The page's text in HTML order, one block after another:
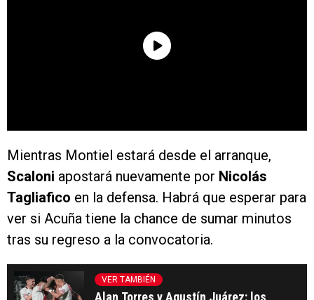
Mientras Montiel estará desde el arranque,
Scaloni apostará nuevamente por Nicolás
Tagliafico en la defensa. Habrá que esperar para
ver si Acuña tiene la chance de sumar minutos
tras su regreso a la convocatoria.
VER TAMBIÉN
Alan Torres y Agustín Juárez: los